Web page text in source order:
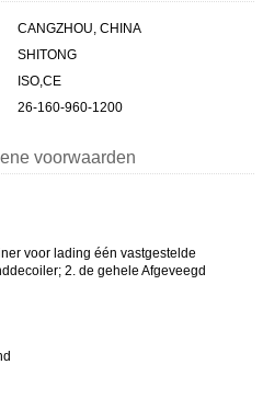
CANGZHOU, CHINA
SHITONG
ISO,CE
26-160-960-1200
voorwaarden
voor lading één vastgestelde
2. de gehele Afgeveegd